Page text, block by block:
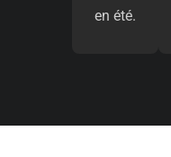
en été.